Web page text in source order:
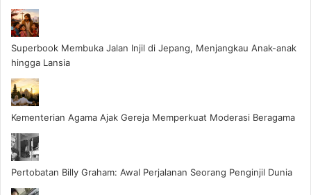
Superbook Membuka Jalan Injil di Jepang, Menjangkau Anak-anak
hingga Lansia
Kementerian Agama Ajak Gereja Memperkuat Moderasi Beragama
Pertobatan Billy Graham: Awal Perjalanan Seorang Penginjil Dunia